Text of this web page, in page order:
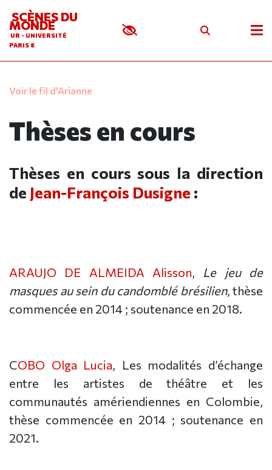
SCÈNES DU
MONDE
UR - UNIVERSITÉ
PARIS 8
Voir le fil d'Arianne
Thèses en cours
Thèses en cours sous la direction
de Jean-François Dusigne :
ARAUJO DE ALMEIDA Alisson, Le jeu de
masques au sein du candomblé brésilien, thèse
commencée en 2014 ; soutenance en 2018.
COBO Olga Lucia, Les modalités d’échange
entre les artistes de théâtre et les
communautés amériendiennes en Colombie,
thèse commencée en 2014 ; soutenance en
2021.